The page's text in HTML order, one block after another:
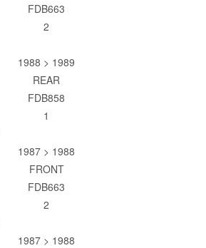
FDB663
2
1988 > 1989
REAR
FDB858
1
1987 > 1988
FRONT
FDB663
2
1987 > 1988